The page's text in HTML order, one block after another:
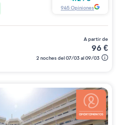
945Opiniones
a partir de
96 €
2 noches del 07/03 al 09/03